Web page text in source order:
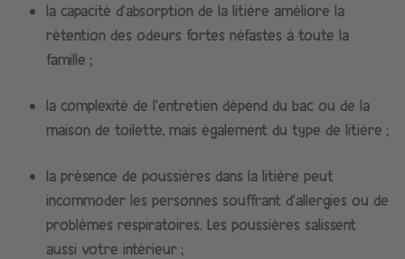
la capacité d’absorption de la litière améliore la
rétention des odeurs fortes néfastes à toute la
famille ;
la complexité de l’entretien dépend du bac ou de la
maison de toilette, mais également du type de litière ;
la présence de poussières dans la litière peut
incommoder les personnes souffrant d’allergies ou de
problèmes respiratoires. Les poussières salissent
aussi votre intérieur ;